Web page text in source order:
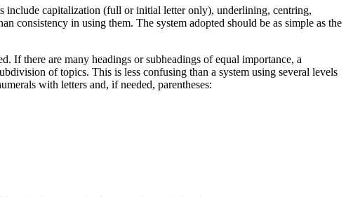
include capitalization (full or initial letter only), underlining, centring,
consistency in using them. The system adopted should be as simple as the
If there are many headings or subheadings of equal importance, a
of topics. This is less confusing than a system using several levels
with letters and, if needed, parentheses: